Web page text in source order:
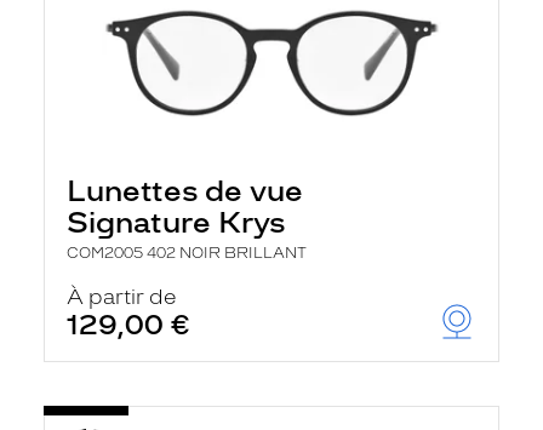
Lunettes de vue
Signature Krys
COM2005 402 NOIR BRILLANT
À partir de
129,00 €